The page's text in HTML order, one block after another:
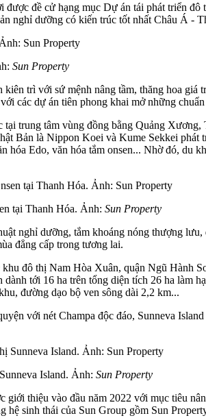
được đề cử hạng mục Dự án tái phát triển
nghỉ dưỡng có kiến trúc tốt nhất Châu Á -
Sun Property
trì với sứ mệnh nâng tầm, thăng hoa
các dự án tiên phong khai mở những
tại trung tâm vùng đồng bằng Quảng
Bản là Nippon Koei và Kume Sekkei
Edo, văn hóa tắm onsen... Nhờ đó, du
tại Thanh Hóa. Ảnh: Sun Property
nghỉ dưỡng, tắm khoáng nóng thượng
đẳng cấp trong tương lai.
đô thị Nam Hòa Xuân, quận Ngũ Hành
tới 16 ha trên tổng diện tích 26 ha làm
đường dạo bộ ven sông dài 2,2 km...
với nét Champa độc đáo, Sunneva
Island. Ảnh: Sun Property
thiệu vào đầu năm 2022 với mục tiêu
hệ sinh thái của Sun Group gồm Sun